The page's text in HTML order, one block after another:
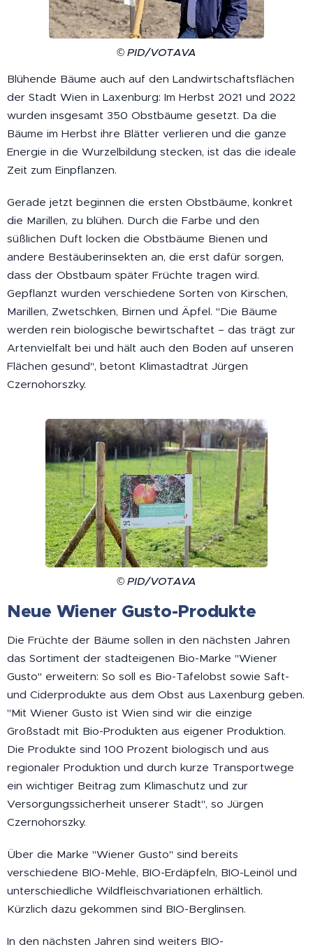
© PID/VOTAVA
Blühende Bäume auch auf den Landwirtschaftsflächen
der Stadt Wien in Laxenburg: Im Herbst 2021 und 2022
wurden insgesamt 350 Obstbäume gesetzt. Da die
Bäume im Herbst ihre Blätter verlieren und die ganze
Energie in die Wurzelbildung stecken, ist das die ideale
Zeit zum Einpflanzen.
Gerade jetzt beginnen die ersten Obstbäume, konkret
die Marillen, zu blühen. Durch die Farbe und den
süßlichen Duft locken die Obstbäume Bienen und
andere Bestäuberinsekten an, die erst dafür sorgen,
dass der Obstbaum später Früchte tragen wird.
Gepflanzt wurden verschiedene Sorten von Kirschen,
Marillen, Zwetschken, Birnen und Äpfel. "Die Bäume
werden rein biologische bewirtschaftet – das trägt zur
Artenvielfalt bei und hält auch den Boden auf unseren
Flächen gesund", betont Klimastadtrat Jürgen
Czernohorszky.
© PID/VOTAVA
Neue Wiener Gusto-Produkte
Die Früchte der Bäume sollen in den nächsten Jahren
das Sortiment der stadteigenen Bio-Marke "Wiener
Gusto" erweitern: So soll es Bio-Tafelobst sowie Saft-
und Ciderprodukte aus dem Obst aus Laxenburg geben.
"Mit Wiener Gusto ist Wien sind wir die einzige
Großstadt mit Bio-Produkten aus eigener Produktion.
Die Produkte sind 100 Prozent biologisch und aus
regionaler Produktion und durch kurze Transportwege
ein wichtiger Beitrag zum Klimaschutz und zur
Versorgungssicherheit unserer Stadt", so Jürgen
Czernohorszky.
Über die Marke "Wiener Gusto" sind bereits
verschiedene BIO-Mehle, BIO-Erdäpfeln, BIO-Leinöl und
unterschiedliche Wildfleischvariationen erhältlich.
Kürzlich dazu gekommen sind BIO-Berglinsen.
In den nächsten Jahren sind weiters BIO-